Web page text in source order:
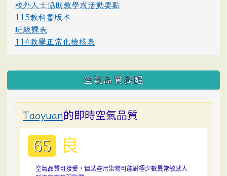
校外人士協助教學或活動要點
115教科書版本
班級課表
114教學正常化檢核表
空氣品質提醒
Taoyuan的即時空氣品質
65 良
空氣品質可接受，但某些污染物可能對極少數異常敏感人